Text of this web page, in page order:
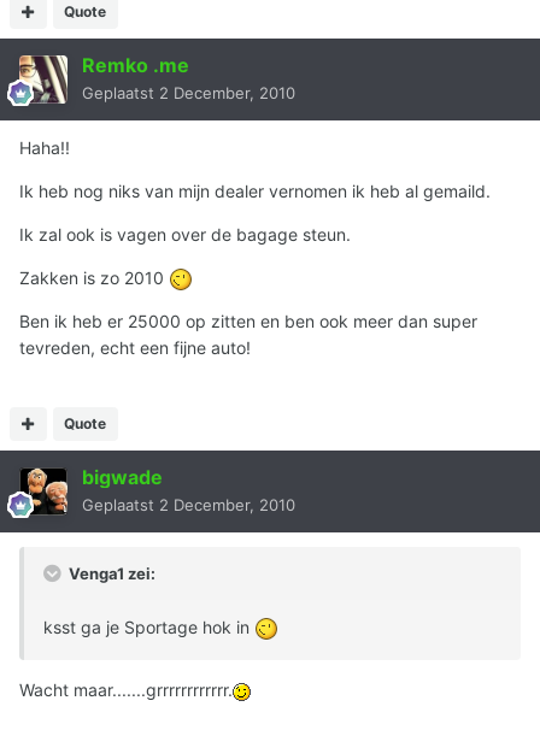
Quote
Remko .me
Geplaatst 2 December, 2010
Haha!!
Ik heb nog niks van mijn dealer vernomen ik heb al gemaild.
Ik zal ook is vagen over de bagage steun.
Zakken is zo 2010
Ben ik heb er 25000 op zitten en ben ook meer dan super
tevreden, echt een fijne auto!
Quote
bigwade
Geplaatst 2 December, 2010
Venga1 zei:
ksst ga je Sportage hok in
Wacht maar.......grrrrrrrrrrrr.